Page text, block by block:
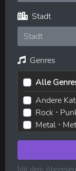
Stadt
Genres
Alle
Andere
Rock ⋅
Metal ⋅
Pop ⋅
Hip-Hop ⋅